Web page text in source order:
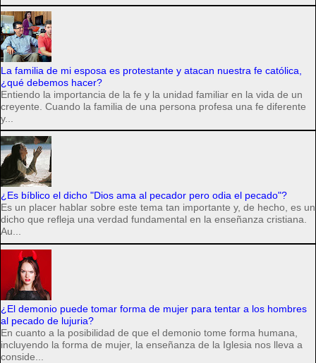
La familia de mi esposa es protestante y atacan nuestra fe católica,
¿qué debemos hacer?
Entiendo la importancia de la fe y la unidad familiar en la vida de un
creyente. Cuando la familia de una persona profesa una fe diferente
y...
¿Es bíblico el dicho "Dios ama al pecador pero odia el pecado"?
Es un placer hablar sobre este tema tan importante y, de hecho, es un
dicho que refleja una verdad fundamental en la enseñanza cristiana.
Au...
¿El demonio puede tomar forma de mujer para tentar a los hombres
al pecado de lujuria?
En cuanto a la posibilidad de que el demonio tome forma humana,
incluyendo la forma de mujer, la enseñanza de la Iglesia nos lleva a
conside...